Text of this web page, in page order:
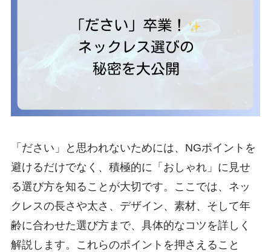
「ださい」と思われないためには、NGポイントを
避けるだけでなく、積極的に「おしゃれ」に見せ
る選び方を知ることが大切です。ここでは、ネッ
クレスの長さや太さ、デザイン、素材、そして年
齢に合わせた選び方まで、具体的なコツを詳しく
解説します。これらのポイントを押さえること